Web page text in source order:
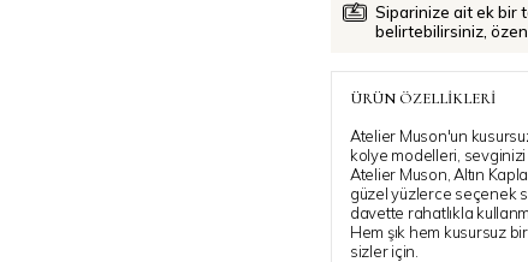
Siparinize ait ek bir
belirtebilirsiniz,
ÜRÜN ÖZELLIKLERI
Atelier Muson'un
kolye modelleri, sevginizi
Atelier Muson, Altın
güzel yüzlerce seçenek
davette rahatlıkla
Hem şık hem kusursuz
sizler için.